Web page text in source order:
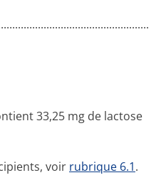
33,25 mg de lactose
voir rubrique 6.1.